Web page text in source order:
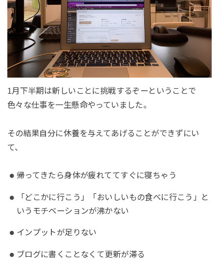
1月下半期は新しいことに挑戦するぞーということで
色々な仕事を一生懸命やっていました。
その結果自分に休養を与えてあげることができずにい
て、
帰ってきたら身体が疲れててすぐに寝ちゃう
「どこかに行こう」「おいしいもの食べに行こう」と
いうモチベーションが沸かない
インプットが足りない
ブログに書くことなくて更新が滞る